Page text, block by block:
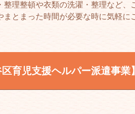
整理整頓や衣類の洗濯・整理など、
まとまった時間が必要な時に気軽に
区育児支援ヘルパー派遣事